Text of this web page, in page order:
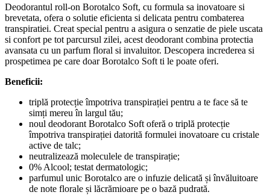
Deodorantul roll-on Borotalco Soft, cu formula sa inovatoare si
brevetata, ofera o solutie eficienta si delicata pentru combaterea
transpiratiei. Creat special pentru a asigura o senzatie de piele uscata
si confort pe tot parcursul zilei, acest deodorant combina protectia
avansata cu un parfum floral si invaluitor. Descopera increderea si
prospetimea pe care doar Borotalco Soft ti le poate oferi.
Beneficii:
triplă protecție împotriva transpirației pentru a te face să te
simți mereu în largul tău;
noul deodorant Borotalco Soft oferă o triplă protecție
împotriva transpirației datorită formulei inovatoare cu cristale
active de talc;
neutralizează moleculele de transpirație;
0% Alcool; testat dermatologic;
parfumul unic Borotalco are o infuzie delicată și învăluitoare
de note florale și lăcrămioare pe o bază pudrată.